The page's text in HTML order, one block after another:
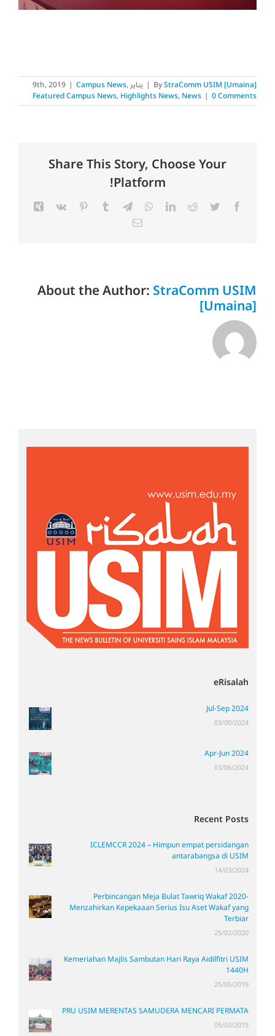
ByStraComm USIM [Umaina]
| يناير 9th, 2019 | Campus News,
Featured Campus News,Highlights News,News | 0 Comments
Share This Story, Choose Your
Platform!
Facebook
Twitter
Reddit
LinkedIn
WhatsApp
Telegram
Tumblr
Pinterest
Vk
Email
About the Author:StraComm USIM
[Umaina]
eRisalah
Jul-Sep 2024
03/09/2024
Apr-Jun 2024
03/06/2024
Recent Posts
ICLEMCCR 2024 – Himpun empat persidangan
antarabangsa di USIM
14/03/2024
Perbincangan Meja Bulat Tawriq Wakaf 2020-
Menzahirkan Kepekaaan Serius Isu Aset Wakaf yang
Terbiar
25/02/2020
Kemeriahan Majlis Sambutan Hari Raya Aidilfitri USIM
1440H
25/06/2019
PRU USIM MERENTAS SAMUDERA MENCARI PERMATA
05/03/2015